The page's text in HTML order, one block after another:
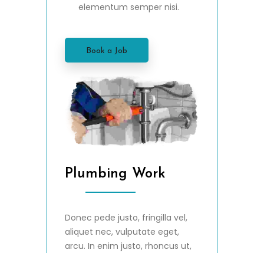
elementum semper nisi.
Book a Job
Plumbing Work
Donec pede justo, fringilla vel,
aliquet nec, vulputate eget,
arcu. In enim justo, rhoncus ut,